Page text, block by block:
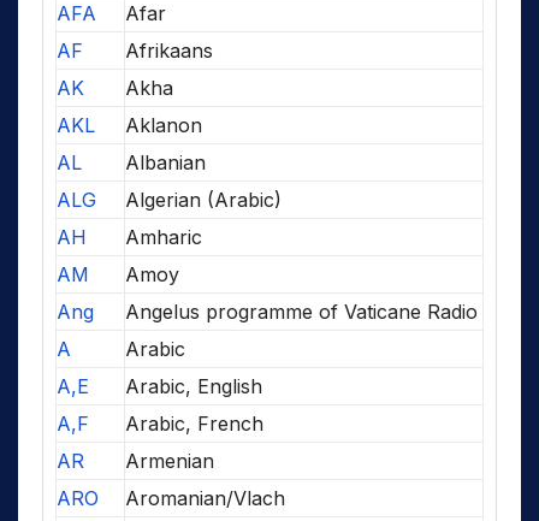
AFA
Afar
AF
Afrikaans
AK
Akha
AKL
Aklanon
AL
Albanian
ALG
Algerian (Arabic)
AH
Amharic
AM
Amoy
Ang
Angelus programme of Vaticane Radio
A
Arabic
A,E
Arabic, English
A,F
Arabic, French
AR
Armenian
ARO
Aromanian/Vlach